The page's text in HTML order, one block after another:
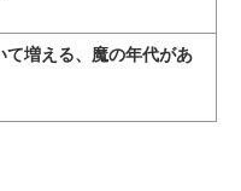
増える、魔の年代があ